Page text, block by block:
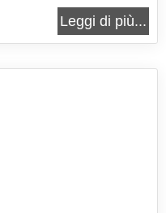
anni '80, viene
ancora oggi. In
Leggi di più...